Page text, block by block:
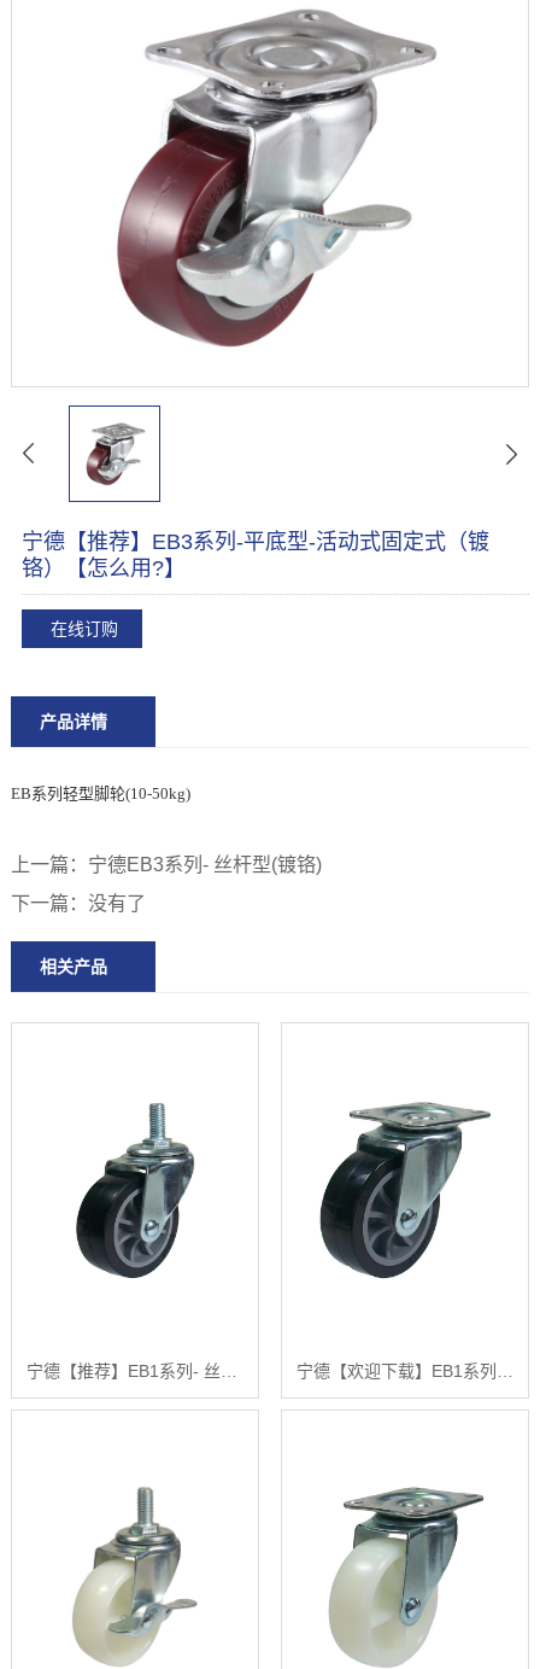
宁德【推荐】EB3系列-平底型-活动式固定式（镀
铬）【怎么用?】
在线订购
产品详情
EB系列轻型脚轮(10-50kg)
上一篇： 宁德EB3系列- 丝杆型(镀铬)
下一篇： 没有了
相关产品